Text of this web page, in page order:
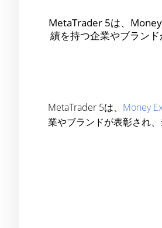
MetaTrader 5は、
績を持つ企業やブラン
MetaTrader 5は、 Money
業やブランドが表彰され